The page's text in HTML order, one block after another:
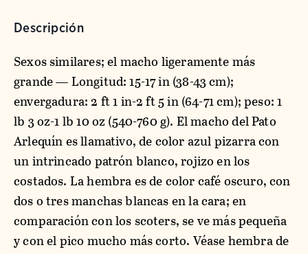
Descripción
Sexos similares; el macho ligeramente más
grande — Longitud: 15-17 in (38-43 cm);
envergadura: 2 ft 1 in-2 ft 5 in (64-71 cm); peso: 1
lb 3 oz-1 lb 10 oz (540-760 g). El macho del Pato
Arlequín es llamativo, de color azul pizarra con
un intrincado patrón blanco, rojizo en los
costados. La hembra es de color café oscuro, con
dos o tres manchas blancas en la cara; en
comparación con los scoters, se ve más pequeña
y con el pico mucho más corto. Véase hembra de